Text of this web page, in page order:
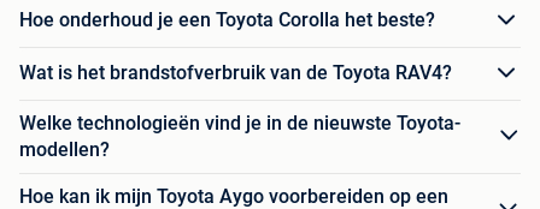
Hoe onderhoud je een Toyota Corolla het beste?
Wat is het brandstofverbruik van de Toyota RAV4?
Welke technologieën vind je in de nieuwste Toyota-
modellen?
Hoe kan ik mijn Toyota Aygo voorbereiden op een